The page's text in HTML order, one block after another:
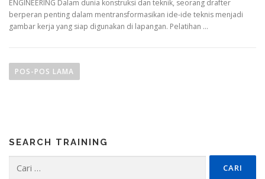
ENGINEERING Dalam dunia konstruksi dan teknik, seorang drafter
berperan penting dalam mentransformasikan ide-ide teknis menjadi
gambar kerja yang siap digunakan di lapangan. Pelatihan …
a
s
POS-POS LAMA
SEARCH TRAINING
untuk: